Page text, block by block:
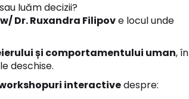
luăm decizii?
Dr. Ruxandra Filipove locul unde
și comportamentului uman, în
deschise.
interactivedespre: